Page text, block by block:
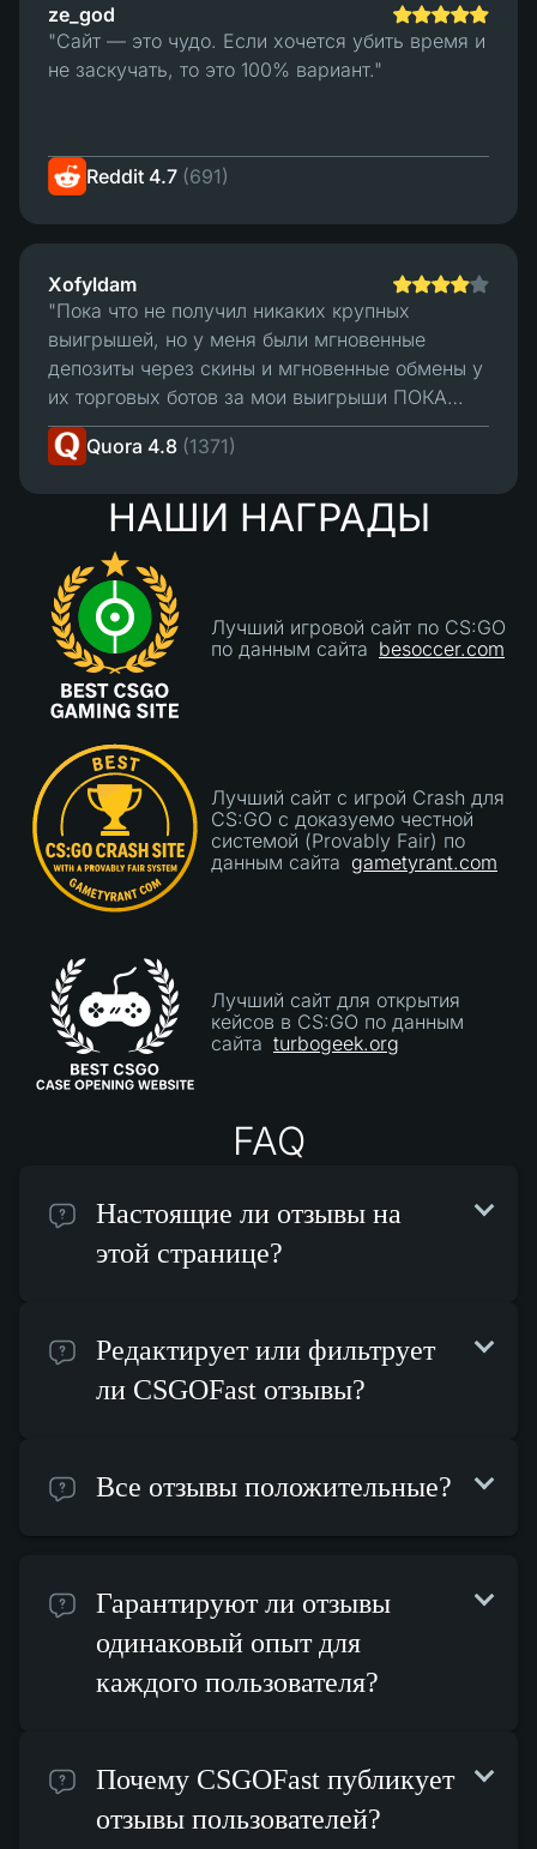
ze_god
"Сайт — это чудо. Если хочется убить время и
не заскучать, то это 100% вариант."
Reddit 4.7 (691)
Xofyldam
"Пока что не получил никаких крупных
выигрышей, но у меня были мгновенные
депозиты через скины и мгновенные обмены у
их торговых ботов за мои выигрыши ПОКА
ЧТО. В целом, пока всё хорошо. Пожалуй, моя
единственная «жалоба» — это то, что я бы
больше моих скинов для депозита. 4/5 -
Надеюсь, сайт останется таким же надёжным,
каким кажется пока что"
Quora 4.8 (1371)
НАШИ НАГРАДЫ
Лучший игровой сайт по CS:GO
по данным сайта besoccer.com
Лучший сайт с игрой Crash для
CS:GO с доказуемо честной
системой (Provably Fair) по
данным сайта gametyrant.com
Лучший сайт для открытия
кейсов в CS:GO по данным
сайта turbogeek.org
FAQ
Настоящие ли отзывы на
этой странице?
Редактирует или фильтрует
ли CSGOFast отзывы?
Все отзывы положительные?
Гарантируют ли отзывы
одинаковый опыт для
каждого пользователя?
Почему CSGOFast публикует
отзывы пользователей?